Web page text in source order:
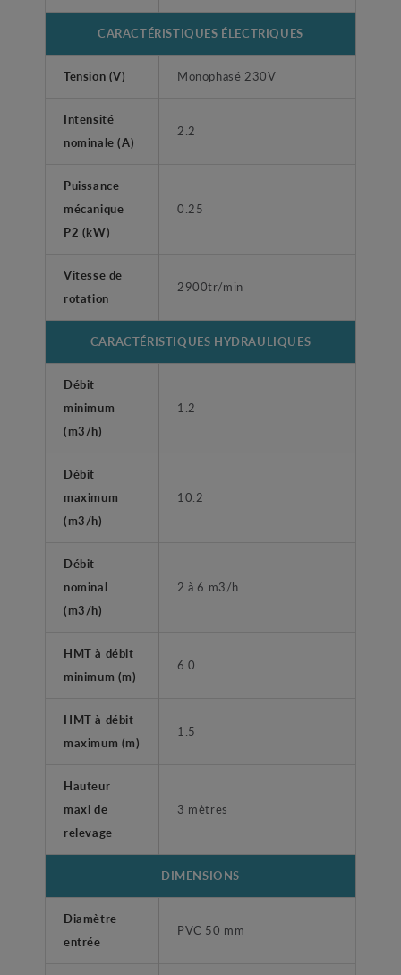
CARACTÉRISTIQUES ÉLECTRIQUES
Tension (V) Monophasé 230V
Intensité
nominale (A)
2.2
Puissance
mécanique
P2 (kW)
0.25
Vitesse de
rotation
2900tr/min
CARACTÉRISTIQUES HYDRAULIQUES
Débit
minimum
(m3/h)
1.2
Débit
maximum
(m3/h)
10.2
Débit
nominal
(m3/h)
2 à 6 m3/h
HMT à débit
minimum (m)
6.0
HMT à débit
maximum (m)
1.5
Hauteur
maxi de
relevage
3 mètres
DIMENSIONS
Diamètre
entrée
PVC 50 mm